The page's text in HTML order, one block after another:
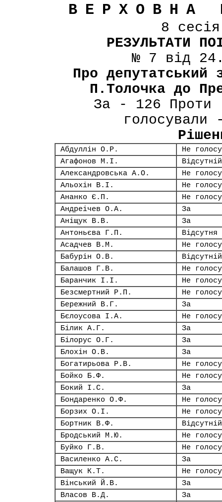
ВЕРХОВНА
8
РЕЗУЛЬТАТИ
№ 7 від
Про депутатський
П.Толочка до
За - 126 Проти
Абдуллін О.Р.
Не
Агафонов М.І.
Відсутній
Александровська А.О.
Не
Альохін В.І.
Не
Ананко Є.П.
Не
Андреічев О.А.
За
Аніщук В.В.
За
Антоньєва Г.П.
Відсутня
Асадчев В.М.
Не
Бабурін О.В.
Відсутній
Балашов Г.В.
Не
Баранчик І.І.
Не
Безсмертний Р.П.
Не
Бережний В.Г.
За
Бєлоусова І.А.
Не
Білик А.Г.
За
Білорус О.Г.
За
Блохін О.В.
За
Богатирьова Р.В.
Не
Бойко Б.Ф.
Не
Бокий І.С.
За
Бондаренко О.Ф.
Не
Борзих О.І.
Не
Бортник В.Ф.
Відсутній
Бродський М.Ю.
Не
Буйко Г.В.
Не
Василенко А.С.
За
Ващук К.Т.
Не
Вінський Й.В.
За
Власов В.Д.
За